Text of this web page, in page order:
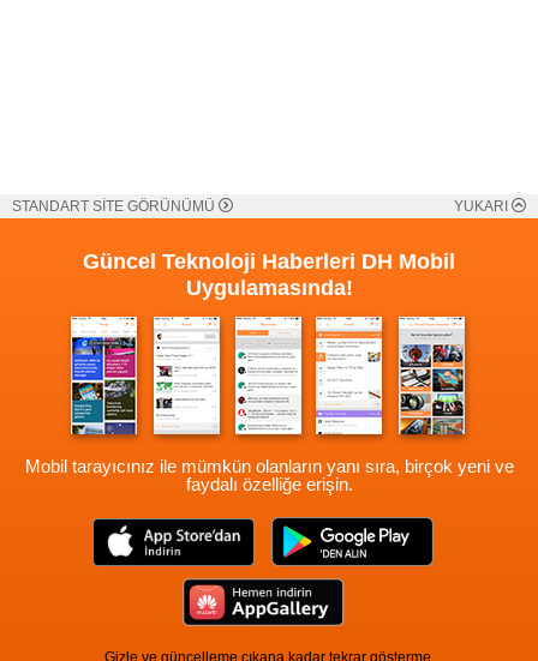
STANDART SİTE GÖRÜNÜMÜ YUKARI
Güncel Teknoloji Haberleri DH Mobil
Uygulamasında!
Mobil tarayıcınız ile mümkün olanların yanı sıra, birçok yeni ve
faydalı özelliğe erişin.